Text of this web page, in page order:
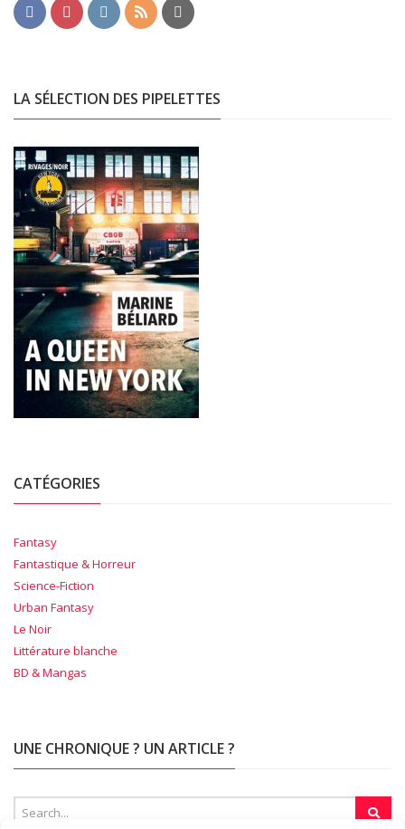
LA SÉLECTION DES PIPELETTES
CATÉGORIES
Fantasy
Fantastique & Horreur
Science-Fiction
Urban Fantasy
Le Noir
Littérature blanche
BD & Mangas
UNE CHRONIQUE ? UN ARTICLE ?